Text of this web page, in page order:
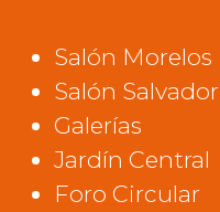
Salón Morelos
Salón
Galerías
Jardín Central
Foro Circular